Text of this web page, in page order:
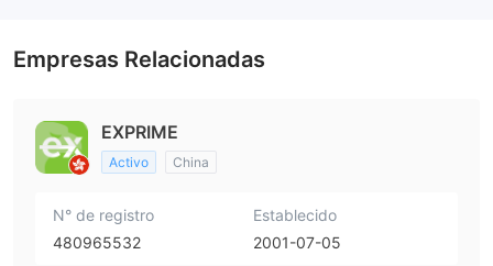
Empresas Relacionadas
EXPRIME
Activo China
N° de registro
480965532
Establecido
2001-07-05